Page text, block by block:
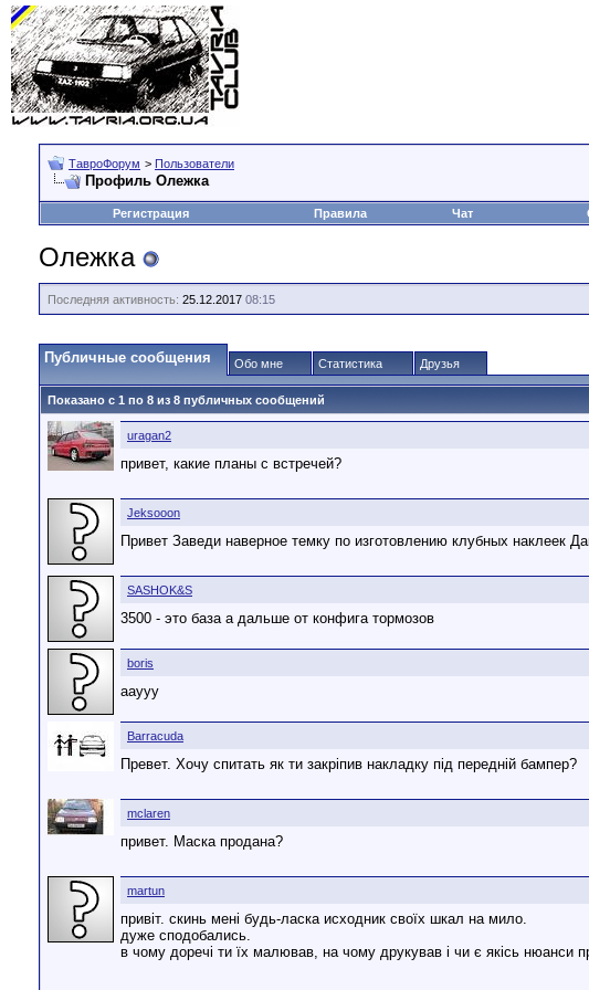
ТавроФорум > Пользователи
Профиль Олежка
Регистрация Правила Чат
Олежка
Последняя активность: 25.12.2017 08:15
Публичные сообщения Обо мне Статистика Друзья
Показано с 1 по 8 из 8 публичных сообщений
uragan2
привет, какие планы с встречей?
Jeksooon
Привет Заведи наверное темку по изготовлению клубных наклеек
SASHOK&S
3500 - это база а дальше от конфига тормозов
boris
ааууу
Barracuda
Превет. Хочу спитать як ти закріпив накладку під передній бампер?
mclaren
привет. Маска продана?
martun
привіт. скинь мені будь-ласка исходник своїх шкал на мило.
дуже сподобались.
в чому доречі ти їх малював, на чому друкував і чи є якісь нюанси